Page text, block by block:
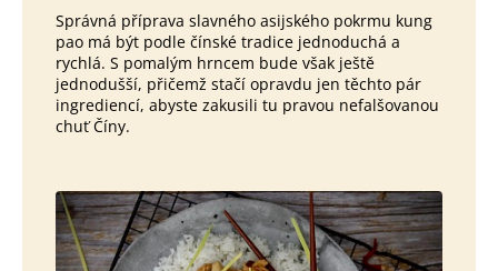
Správná příprava slavného asijského pokrmu kung
pao má být podle čínské tradice jednoduchá a
rychlá. S pomalým hrncem bude však ještě
jednodušší, přičemž stačí opravdu jen těchto pár
ingrediencí, abyste zakusili tu pravou nefalšovanou
chuť Číny.